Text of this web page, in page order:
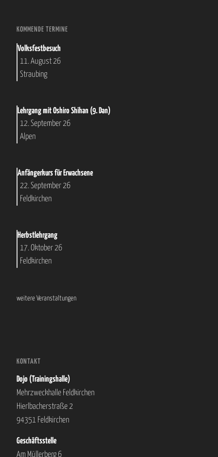
KOMMENDE TERMINE
Volksfestbesuch
11. August 26
Straubing
Lehrgang mit Oshiro Shihan (9. Dan)
12. September 26
Alpen
Anfängerkurs für Erwachsene
22. September 26
Feldkirchen
Herbstlehrgang
17. Oktober 26
Feldkirchen
weitere Veranstaltungen
KONTAKT
Dojo (Trainingshalle)
Mehrzweckhalle Feldkirchen
Hierlbacherstraße 2
94351 Feldkirchen
Geschäftsstelle
Am Müllerberg 6